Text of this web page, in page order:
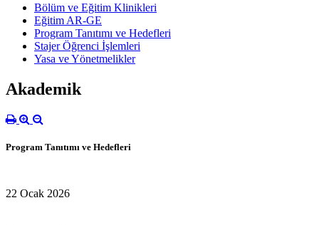
Bölüm ve Eğitim Klinikleri
Eğitim AR-GE
Program Tanıtımı ve Hedefleri
Stajer Öğrenci İşlemleri
Yasa ve Yönetmelikler
Akademik
Program Tanıtımı ve Hedefleri
22 Ocak 2026